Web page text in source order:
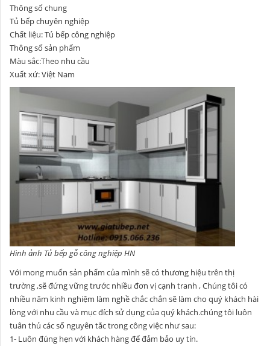
Thông số chung
Tủ bếp chuyên nghiệp
Chất liệu:Tủ bếp công nghiệp
Thông số sản phẩm
Màu sắc:Theo nhu cầu
Xuất xứ: Việt Nam
Hình ảnh Tủ bếp gỗ công nghiệp HN
Với mong muốn sản phẩm của mình sẽ có thương hiệu trên thị
trường ,sẽ đứng vững trước nhiều đơn vị cạnh tranh , Chúng tôi có
nhiều năm kinh nghiệm làm nghề chắc chắn sẽ làm cho quý khách hài
lòng với nhu cầu và mục đích sử dụng của quý khách.chúng tôi luôn
tuân thủ các số nguyên tắc trong công việc như sau:
1- Luôn đúng hẹn với khách hàng để đảm bảo uy tín.